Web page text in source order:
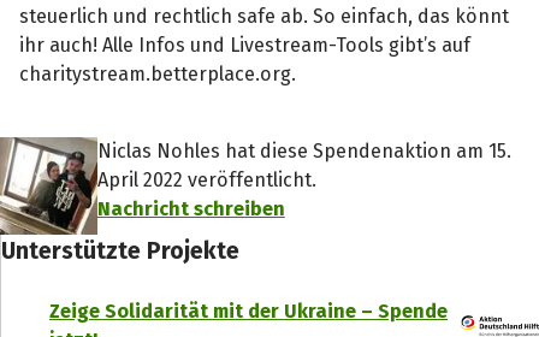
steuerlich und rechtlich safe ab. So einfach, das könnt
ihr auch! Alle Infos und Livestream-Tools gibt’s auf
charitystream.betterplace.org.
Niclas Nohles hat diese Spendenaktion am 15.
April 2022 veröffentlicht.
Nachricht schreiben
Unterstützte Projekte
Zeige Solidarität mit der Ukraine – Spende